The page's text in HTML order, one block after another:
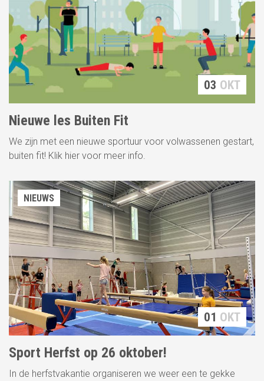
03 OKT
Nieuwe les Buiten Fit
We zijn met een nieuwe sportuur voor volwassenen gestart,
buiten fit! Klik hier voor meer info.
01 OKT
NIEUWS
Sport Herfst op 26 oktober!
In de herfstvakantie organiseren we weer een te gekke